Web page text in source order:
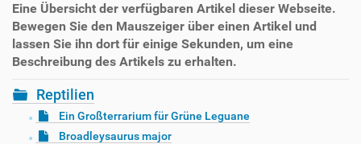
Eine Übersicht der verfügbaren Artikel dieser Webseite.
Bewegen Sie den Mauszeiger über einen Artikel und
lassen Sie ihn dort für einige Sekunden, um eine
Beschreibung des Artikels zu erhalten.
Reptilien
Ein Großterrarium für Grüne Leguane
Broadleysaurus major